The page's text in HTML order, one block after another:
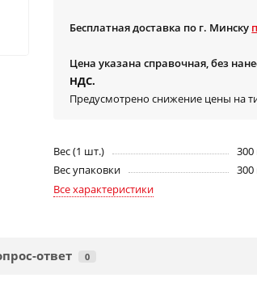
Бесплатная доставка по г. Минску
Цена указана справочная, без
НДС.
Предусмотрено снижение цены на
Вес (1 шт.)
300
Вес упаковки
300
Все характеристики
ответ 0